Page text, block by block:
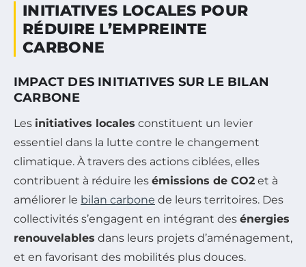
INITIATIVES LOCALES POUR
RÉDUIRE L’EMPREINTE
CARBONE
IMPACT DES INITIATIVES SUR LE BILAN
CARBONE
Les initiatives locales constituent un levier
essentiel dans la lutte contre le changement
climatique. À travers des actions ciblées, elles
contribuent à réduire les émissions de CO2 et à
améliorer le bilan carbone de leurs territoires. Des
collectivités s’engagent en intégrant des énergies
renouvelables dans leurs projets d’aménagement,
et en favorisant des mobilités plus douces.